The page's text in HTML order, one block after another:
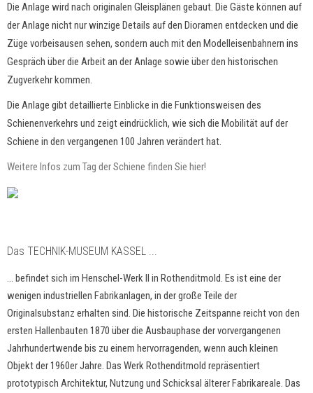
Die Anlage wird nach originalen Gleisplänen gebaut. Die Gäste können auf
der Anlage nicht nur winzige Details auf den Dioramen entdecken und die
Züge vorbeisausen sehen, sondern auch mit den Modelleisenbahnern ins
Gespräch über die Arbeit an der Anlage sowie über den historischen
Zugverkehr kommen.
Die Anlage gibt detaillierte Einblicke in die Funktionsweisen des
Schienenverkehrs und zeigt eindrücklich, wie sich die Mobilität auf der
Schiene in den vergangenen 100 Jahren verändert hat.
Weitere Infos zum Tag der Schiene finden Sie hier!
Das TECHNIK-MUSEUM KASSEL ...
... befindet sich im Henschel-Werk II in Rothenditmold. Es ist eine der
wenigen industriellen Fabrikanlagen, in der große Teile der
Originalsubstanz erhalten sind. Die historische Zeitspanne reicht von den
ersten Hallenbauten 1870 über die Ausbauphase der vorvergangenen
Jahrhundertwende bis zu einem hervorragenden, wenn auch kleinen
Objekt der 1960er Jahre. Das Werk Rothenditmold repräsentiert
prototypisch Architektur, Nutzung und Schicksal älterer Fabrikareale. Das